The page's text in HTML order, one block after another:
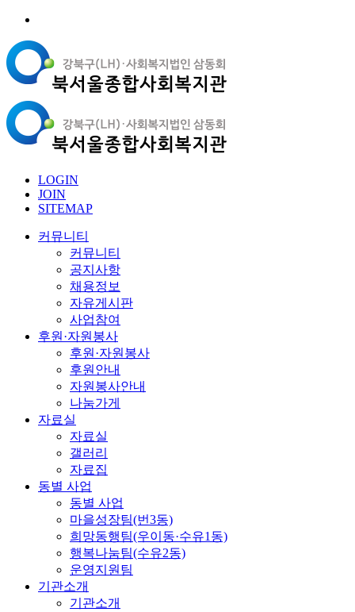
LOGIN
JOIN
SITEMAP
커뮤니티
커뮤니티
공지사항
채용정보
자유게시판
사업참여
후원·자원봉사
후원·자원봉사
후원안내
자원봉사안내
나눔가게
자료실
자료실
갤러리
자료집
동별 사업
동별 사업
마을성장팀(번3동)
희망동행팀(우이동·수유1동)
행복나눔팀(수유2동)
운영지원팀
기관소개
기관소개